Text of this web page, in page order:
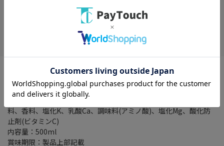
店舗選択が必要です
特徴：水分電解質補給に
名称：清涼飲料水
原材料名：砂糖(国内製造)、果糖ぶどう糖液糖、果汁、食塩／酸味
料、香料、塩化K、乳酸Ca、調味料(アミノ酸)、塩化Mg、酸化防
止剤(ビタミンC)
内容量：500ml
賞味期限：製品上部記載